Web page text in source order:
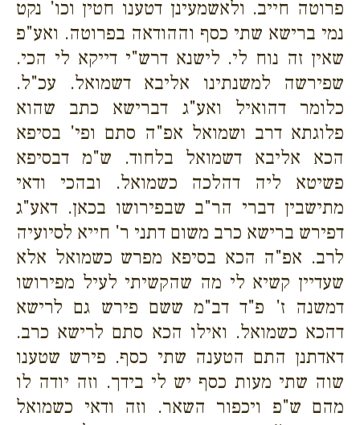
פרוטה חייב. ולאשמעינן דטענו חטין וכו' נקט
נמי ברישא שתי כסף וההודאה בפרוטה. ואע"פ
שאין זה נוח לי. לישנא דרש"י דייקא לי הכי.
שפירשה למשנתינו אליבא דשמואל. עכ"ל.
כלומר דהואיל ואע"ג דברישא כתב שהוא
פלוגתא דרב ושמואל אפ"ה סתם ופי' בסיפא
הכא אליבא דשמואל בלחוד. ש"מ דבסיפא
פשיטא ליה דהלכה כשמואל. ובהכי ודאי
מתישבין דברי הר"ב שבפירושו בכאן. דאע"ג
דפירש ברישא כרב משום דתני ר' חייא לסיועיה
לרב. אפ"ה הכא בסיפא מפרש כשמואל אלא
שעדיין קשיא לי מה שהקשיתי לעיל מפירושו
דמשנה ז' פ"ד דב"מ ששם פירש גם לרישא
דהכא כשמואל. ואילו הכא סתם לרישא כרב.
דאדתנן התם הטענה שתי כסף. פירש שטענו
שוה שתי מעות כסף יש לי בידך. וזה יודה לו
מהם ש"פ ויכפור השאר. וזה ודאי כשמואל